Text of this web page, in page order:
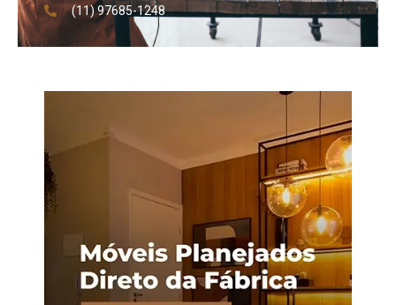
(11) 97685-1248